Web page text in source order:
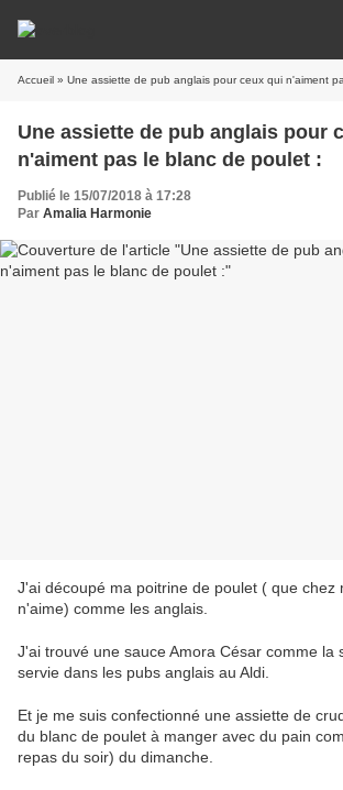
Accueil » Une assiette de pub anglais pour ceux qui n'aiment
Une assiette de pub anglais pour
n'aiment pas le blanc de poulet :
Publié le 15/07/2018 à 17:28
Par Amalia Harmonie
J'ai découpé ma poitrine de poulet ( que chez
n'aime) comme les anglais.
J'ai trouvé une sauce Amora César comme la
servie dans les pubs anglais au Aldi.
Et je me suis confectionné une assiette de
du blanc de poulet à manger avec du pain
repas du soir) du dimanche.